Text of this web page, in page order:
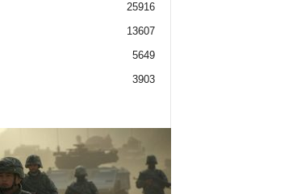
25916
13607
5649
3903